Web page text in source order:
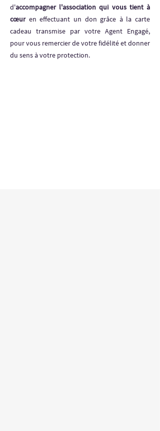
d'accompagner l'association qui vous tient à
cœuren effectuant un don grâce à la carte
cadeau transmise par votre Agent Engagé,
pour vous remercier de votre fidélité et donner
du sens à votre protection.